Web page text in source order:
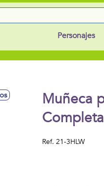
Personajes
Muñeca
Ref. 21-3HLW